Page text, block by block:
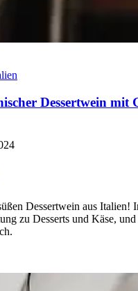
Dessertwein mit
Dessertwein aus Italien!
zu Desserts und Käse,